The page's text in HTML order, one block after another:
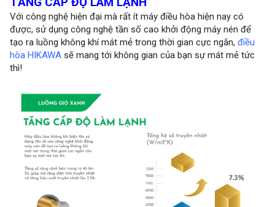
Với công nghệ hiện đại mà rất ít máy điều hòa hiện nay có
được, sử dụng công nghệ tần số cao khởi động máy nén để
tạo ra luồng không khí mát mẻ trong thời gian cực ngắn, điều
hòa HIKAWAsẽ mang tới không gian của bạn sự mát mẻ tức
thì!